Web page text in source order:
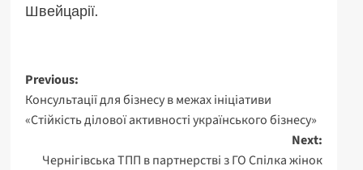
Швейцарії.
Post
navigation
Previous:
Консультації для бізнесу в межах ініціативи
«Стійкість ділової активності українського бізнесу»
Next:
Чернігівська ТПП в партнерстві з ГО Спілка жінок